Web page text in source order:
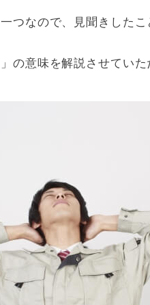
つなので、見聞きした
の意味を解説させてい